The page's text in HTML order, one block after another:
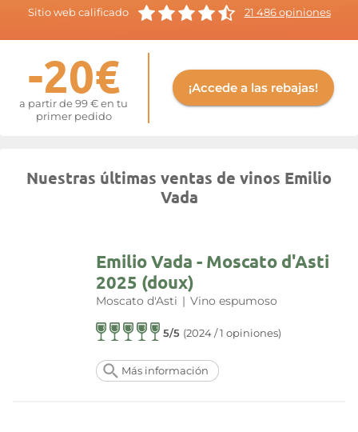
Sitio web calificado 21 486 opiniones
-20€
a partir de 99 € en tu
primer pedido
¡Accede a las rebajas!
Nuestras últimas ventas de vinos Emilio
Vada
Emilio Vada - Moscato d'Asti
2025 (doux)
Moscato d'Asti | Vino espumoso
5/5 (2024 / 1 opiniones)
Más información